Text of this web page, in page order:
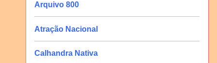
Arquivo 800
Atração Nacional
Calhandra Nativa